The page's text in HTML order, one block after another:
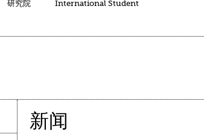
研究院 International Student
新闻